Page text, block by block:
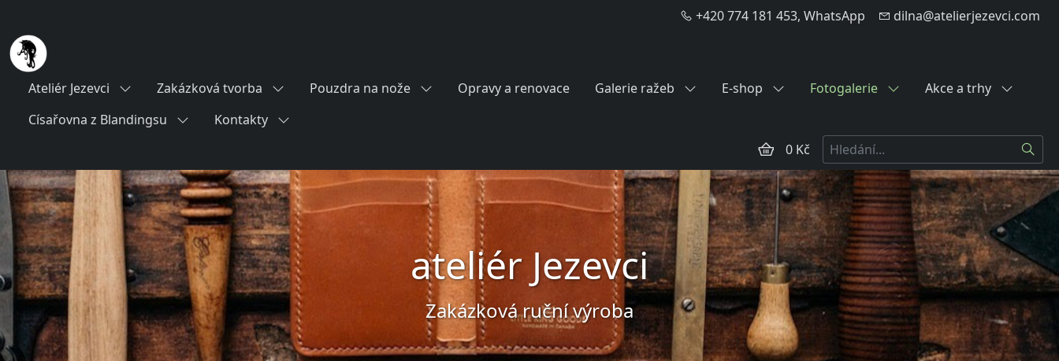
+420 774 181 453, WhatsApp dilna@atelierjezevci.com
Ateliér Jezevci Zakázková tvorba Pouzdra na nože Opravy a renovace Galerie ražeb E-shop Fotogalerie
Akce a trhy
Císařovna z Blandingsu
Kontakty
0 Kč
Hledat
ateliér Jezevci
Zakázková ruční výroba